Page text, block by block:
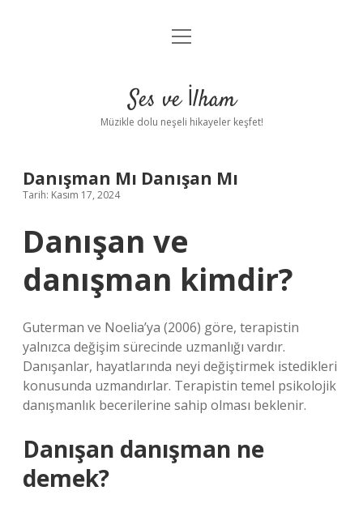
Anasayfa
Yasal Uyarı
menüyü
Ses ve İlham
Müzikle dolu neşeli hikayeler keşfet!
Danışman Mı Danışan Mı
Tarih: Kasım 17, 2024
Danışan ve
danışman kimdir?
Guterman ve Noelia’ya (2006) göre, terapistin
yalnızca değişim sürecinde uzmanlığı vardır.
Danışanlar, hayatlarında neyi değiştirmek istedikleri
konusunda uzmandırlar. Terapistin temel psikolojik
danışmanlık becerilerine sahip olması beklenir.
Danışan danışman ne
demek?